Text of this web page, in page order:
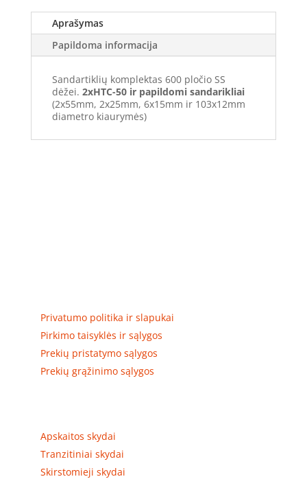
Aprašymas
Papildoma informacija
Sandartiklių komplektas 600 pločio SS
dėžei. 2xHTC-50 ir papildomi sandarikliai
(2x55mm, 2x25mm, 6x15mm ir 103x12mm
diametro kiaurymės)
Privatumo politika ir slapukai
Pirkimo taisyklės ir sąlygos
Prekių pristatymo sąlygos
Prekių grąžinimo sąlygos
Apskaitos skydai
Tranzitiniai skydai
Skirstomieji skydai